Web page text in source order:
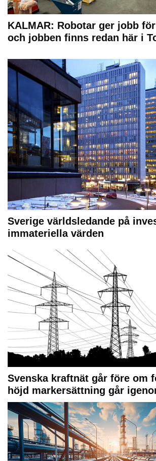
KALMAR: Robotar ger jobb
och jobben finns redan här i
Sverige världsledande på
immateriella värden
Svenska kraftnät går före om
höjd markersättning går